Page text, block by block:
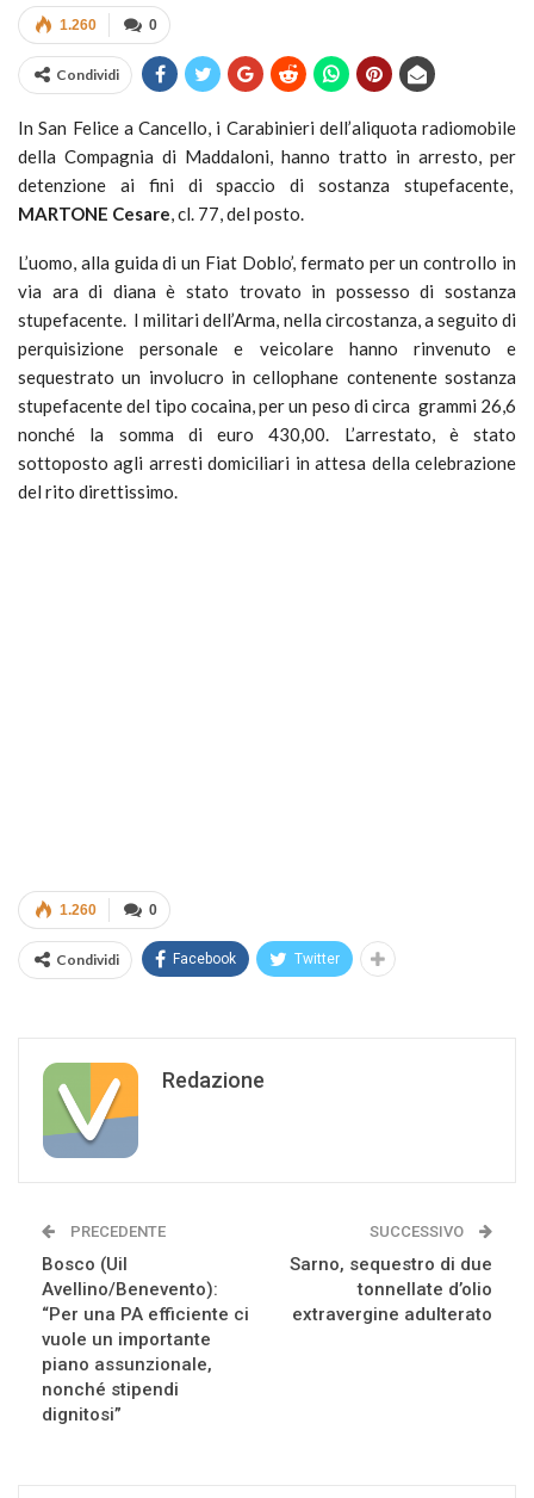
0
1.260
Condividi
In San Felice a Cancello, i Carabinieri dell’aliquota radiomobile
della Compagnia di Maddaloni, hanno tratto in arresto, per
detenzione ai fini di spaccio di sostanza stupefacente,
MARTONE Cesare, cl. 77, del posto.
L’uomo, alla guida di un Fiat Doblo’, fermato per un controllo in
via ara di diana è stato trovato in possesso di sostanza
stupefacente. I militari dell’Arma, nella circostanza, a seguito di
perquisizione personale e veicolare hanno rinvenuto e
sequestrato un involucro in cellophane contenente sostanza
stupefacente del tipo cocaina, per un peso di circa grammi 26,6
nonché la somma di euro 430,00. L’arrestato, è stato
sottoposto agli arresti domiciliari in attesa della celebrazione
del rito direttissimo.
0
1.260
Condividi Facebook Twitter
Redazione
PRECEDENTE
Bosco (Uil
Avellino/Benevento):
“Per una PA efficiente ci
vuole un importante
piano assunzionale,
nonché stipendi
dignitosi”
SUCCESSIVO
Sarno, sequestro di due
tonnellate d’olio
extravergine adulterato